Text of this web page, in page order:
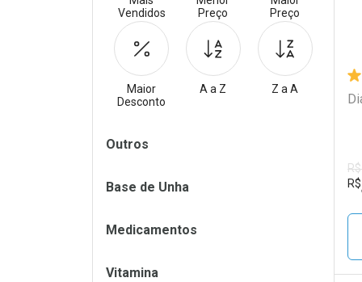
R$
Vendidos
Preço
Preço
Maior
Desconto
A a Z Z a A
Filtros
Outros
Base de Unha
Medicamentos
Vitamina